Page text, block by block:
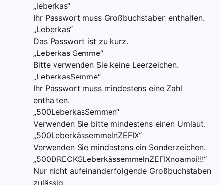
„leberkas“
Ihr Passwort muss Großbuchstaben enthalten.
„Leberkas“
Das Passwort ist zu kurz.
„Leberkas Semme“
Bitte verwenden Sie keine Leerzeichen.
„LeberkasSemme“
Ihr Passwort muss mindestens eine Zahl
enthalten.
„500LeberkasSemmen“
Verwenden Sie bitte mindestens einen Umlaut.
„500LeberkässemmelnZEFIX“
Verwenden Sie mindestens ein Sonderzeichen.
„500DRECKSLeberkässemmelnZEFIXnoamoi!!!“
Nur nicht aufeinanderfolgende Großbuchstaben
zulässig.